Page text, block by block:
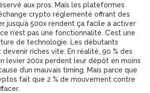
aux pros. Mais les plateformes
crypto réglementé offrant des
jusqu’à 500x rendent ça facile à activer
n’est pas une fonctionnalité. C’est une
de technologie. Les débutants
devenir riches vite. En réalité, 90 % des
levier 200x perdent leur dépôt en moins
d’un mauvais timing. Mais parce que
fait que 2 % de mouvement contre